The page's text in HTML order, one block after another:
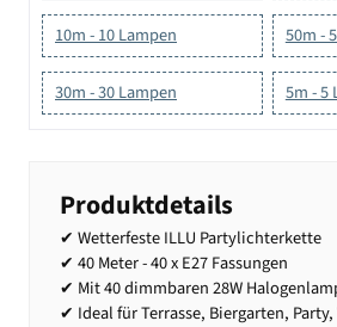
10m - 10 Lampen 50m -
30m - 30 Lampen 5m - 5
Produktdetails
✔ Wetterfeste ILLU Partylichterkette
✔ 40 Meter - 40 x E27 Fassungen
✔ Mit 40 dimmbaren 28W
✔ Ideal für Terrasse, Biergarten,